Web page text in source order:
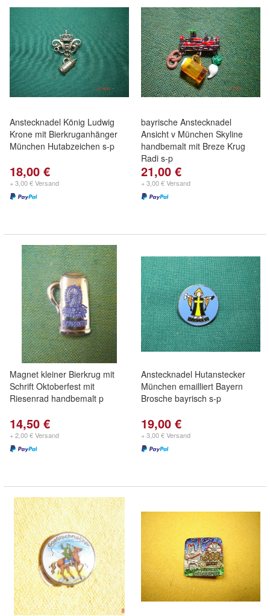
Anstecknadel König Ludwig
Krone mit Bierkruganhänger
München Hutabzeichen s-p
18,00 €
+ 3,00 € Versand
bayrische Anstecknadel
Ansicht v München Skyline
handbemalt mit Breze Krug
Radi s-p
21,00 €
+ 3,00 € Versand
Magnet kleiner Bierkrug mit
Schrift Oktoberfest mit
Riesenrad handbemalt p
14,50 €
+ 2,00 € Versand
Anstecknadel Hutanstecker
München emailliert Bayern
Brosche bayrisch s-p
19,00 €
+ 3,00 € Versand